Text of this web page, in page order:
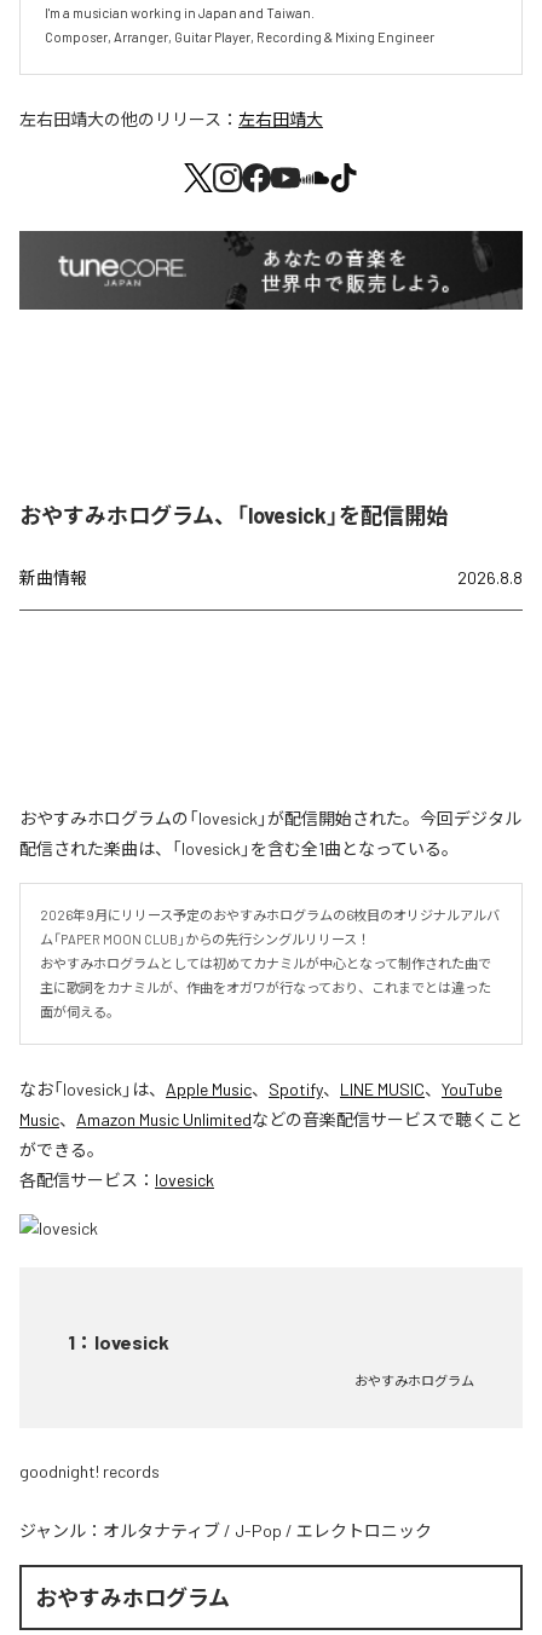
I'm a musician working in Japan and Taiwan.
Composer, Arranger, Guitar Player, Recording & Mixing Engineer
左右田靖大の他のリリース： 左右田靖大
おやすみホログラム、「lovesick」を配信開始
新曲情報 2026.8.8
おやすみホログラムの「lovesick」が配信開始された。今回デジタル
配信された楽曲は、「lovesick」を含む全1曲となっている。
2026年9月にリリース予定のおやすみホログラムの6枚目のオリジナルアルバ
ム「PAPER MOON CLUB」からの先行シングルリリース！
おやすみホログラムとしては初めてカナミルが中心となって制作された曲で
主に歌詞をカナミルが、作曲をオガワが行なっており、これまでとは違った
面が伺える。
なお「lovesick 」は、 Apple Music、 Spotify、 LINE MUSIC、 YouTube
Music、 Amazon Music Unlimitedなどの音楽配信サービスで聴くこと
ができる。
各配信サービス： lovesick
1 ： lovesick
おやすみホログラム
goodnight! records
ジャンル： オルタナティブ / J-Pop / エレクトロニック
おやすみホログラム